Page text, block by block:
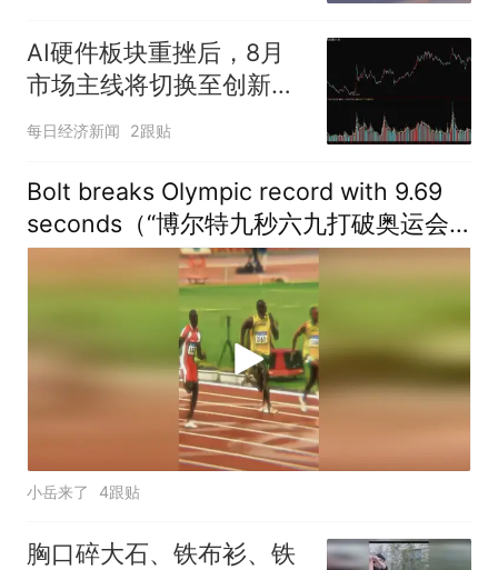
AI硬件板块重挫后，8月
市场主线将切换至创新
药、人形机器人？高手这
样看
每日经济新闻 2跟贴
Bolt breaks Olympic record with 9.69
seconds（“博尔特九秒六九打破奥运会
纪录”）
小岳来了 4跟贴
胸口碎大石、铁布衫、铁